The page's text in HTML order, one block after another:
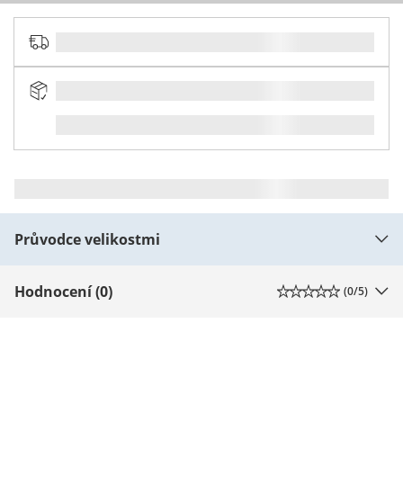
Průvodce velikostmi
Hodnocení (0) (0/5)